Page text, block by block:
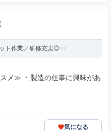
ト作業／研修充実◎
メ≫ ・製造の仕事に興味があ
気になる